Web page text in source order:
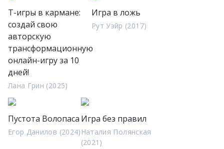
Т-игры в кармане:
создай свою
авторскую
трансформационную
онлайн-игру за 10
дней!
Лана Грин (2025)
Игра в ложь
Рут Уэйр (2017)
Пустота Волопаса
Егор Данилов (2024)
Игра без правил
Наталия Полянская
(2021)